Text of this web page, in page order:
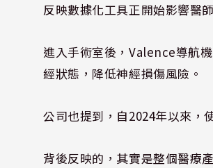
反映數據化工具正開始影響醫
進入手術室後，Valence導航
經狀態，降低神經損傷風險。
公司也提到，自2024年以來，
背後反映的，其實是整個醫療